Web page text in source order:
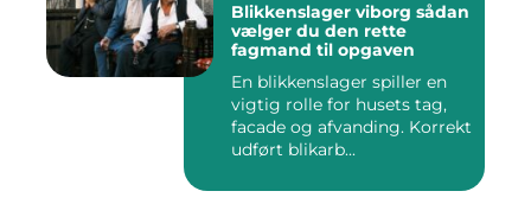
Blikkenslager viborg sådan
vælger du den rette
fagmand til opgaven
En blikkenslager spiller en
vigtig rolle for husets tag,
facade og afvanding. Korrekt
udført blikarb...